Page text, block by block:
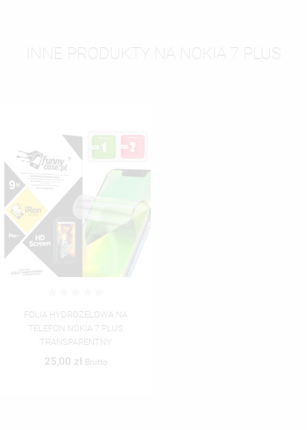
INNE PRODUKTY NA NOKIA 7 PLUS
FOLIA HYDROŻELOWA NA
TELEFON NOKIA 7 PLUS
TRANSPARENTNY
25,00 zł Brutto